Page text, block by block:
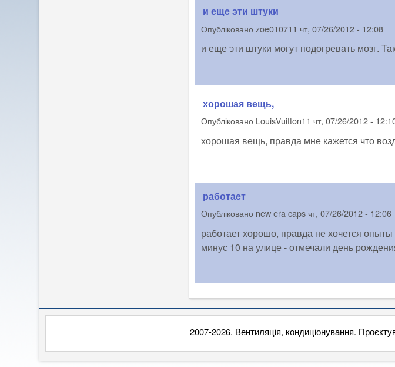
и еще эти штуки
Опублікованоzoe010711 чт, 07/26/2012 - 12:08
и еще эти штуки могут подогревать мозг.
хорошая вещь,
Опубліковано LouisVuitton11 чт, 07/26/2012 -
хорошая вещь, правда мне кажется что
работает
Опубліковано new era caps чт, 07/26/2012 - 12:06
работает хорошо, правда не хочется
минус 10 на улице - отмечали день
2007-2026. Вентиляція, кондиціонування.